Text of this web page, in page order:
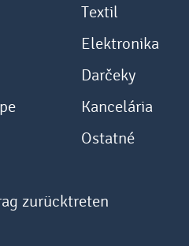
Textil
Elektronika
Darčeky
Kancelária
Ostatné
zurücktreten